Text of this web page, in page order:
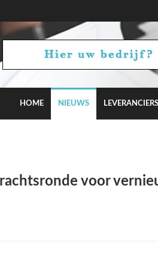
HOME NIEUWS LEVERANCIERS
met Camden Town bij aan Hyde Park
voor